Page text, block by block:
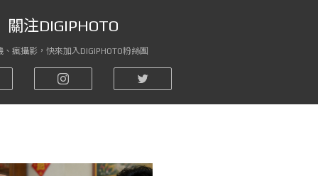
關注DIGIPHOTO
、瘋攝影，快來加入DIGIPHOTO粉絲團